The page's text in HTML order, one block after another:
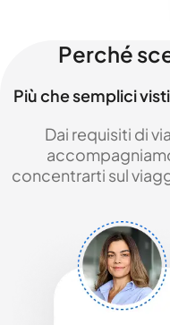
Perché
Più che semplici
Dai requisiti di
concentrarti sul